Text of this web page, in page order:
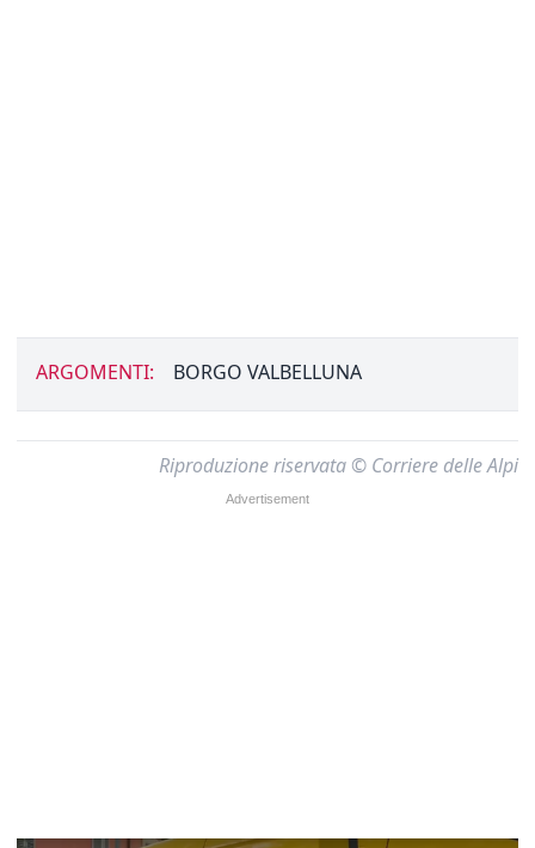
ARGOMENTI: BORGO VALBELLUNA
Riproduzione riservata © Corriere delle Alpi